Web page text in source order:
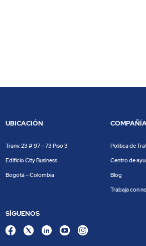
UBICACIÓN
Tranv. 23 # 97 – 73 Piso 3
Edificio City Business
Bogotá – Colombia
Política de
Centro de
Blog
Trabaja con
SÍGUENOS